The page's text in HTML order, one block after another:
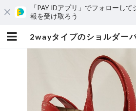
「PAY IDアプリ」でフォローし
報を受け取ろう
2wayタイプのショルダー